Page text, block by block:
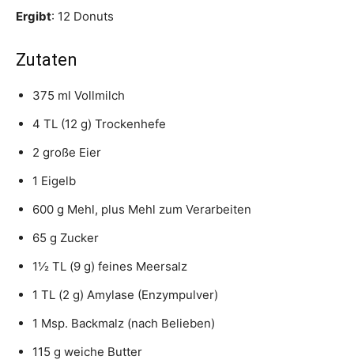
Ergibt: 12 Donuts
Zutaten
375 ml Vollmilch
4 TL (12 g) Trockenhefe
2 große Eier
1 Eigelb
600 g Mehl, plus Mehl zum Verarbeiten
65 g Zucker
1½ TL (9 g) feines Meersalz
1 TL (2 g) Amylase (Enzympulver)
1 Msp. Backmalz (nach Belieben)
115 g weiche Butter